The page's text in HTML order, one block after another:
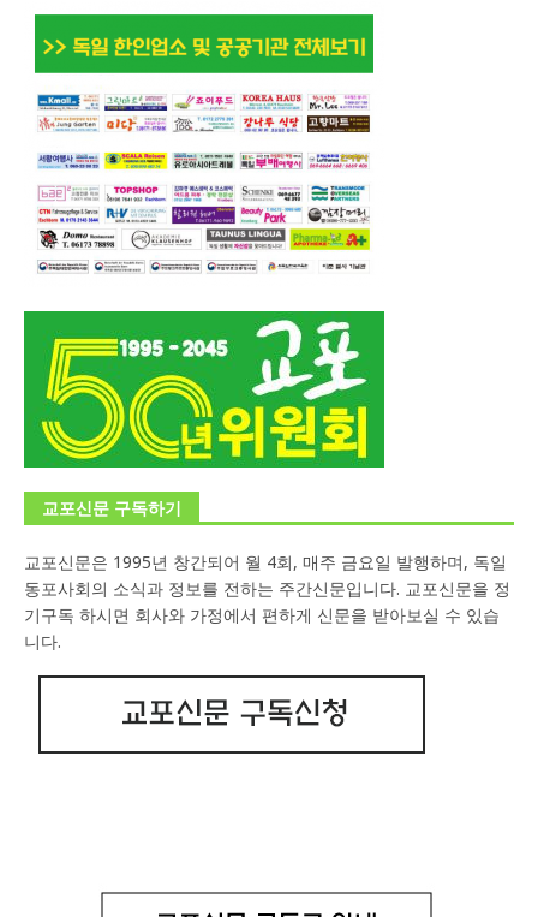
교포신문 구독하기
교포신문은 1995년 창간되어 월 4회, 매주 금요일 발행하며, 독일
동포사회의 소식과 정보를 전하는 주간신문입니다. 교포신문을 정
기구독 하시면 회사와 가정에서 편하게 신문을 받아보실 수 있습
니다.